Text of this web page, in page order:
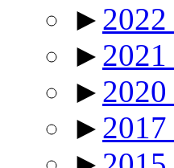
► 2022
► 2021
► 2020
► 2017